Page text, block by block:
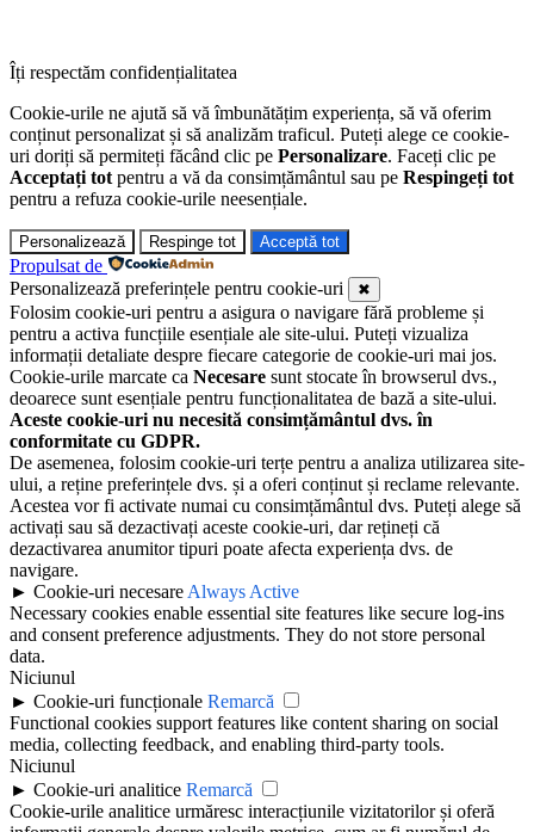
Îți respectăm confidențialitatea
Cookie-urile ne ajută să vă îmbunătățim experiența, să vă oferim
conținut personalizat și să analizăm traficul. Puteți alege ce cookie-
uri doriți să permiteți făcând clic pe Personalizare. Faceți clic pe
Acceptați tot pentru a vă da consimțământul sau pe Respingeți tot
pentru a refuza cookie-urile neesențiale.
Personalizează Respinge tot Acceptă tot
Propulsat de
Personalizează preferințele pentru cookie-uri
✖
Folosim cookie-uri pentru a asigura o navigare fără probleme și
pentru a activa funcțiile esențiale ale site-ului. Puteți vizualiza
informații detaliate despre fiecare categorie de cookie-uri mai jos.
Cookie-urile marcate ca Necesare sunt stocate în browserul dvs.,
deoarece sunt esențiale pentru funcționalitatea de bază a site-ului.
Aceste cookie-uri nu necesită consimțământul dvs. în
conformitate cu GDPR.
De asemenea, folosim cookie-uri terțe pentru a analiza utilizarea site-
ului, a reține preferințele dvs. și a oferi conținut și reclame relevante.
Acestea vor fi activate numai cu consimțământul dvs. Puteți alege să
activați sau să dezactivați aceste cookie-uri, dar rețineți că
dezactivarea anumitor tipuri poate afecta experiența dvs. de
navigare.
► Cookie-uri necesare Always Active
Necessary cookies enable essential site features like secure log-ins
and consent preference adjustments. They do not store personal
data.
Niciunul
► Cookie-uri funcționale Remarcă
Functional cookies support features like content sharing on social
media, collecting feedback, and enabling third-party tools.
Niciunul
► Cookie-uri analitice Remarcă
Cookie-urile analitice urmăresc interacțiunile vizitatorilor și oferă